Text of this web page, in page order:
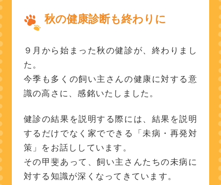
秋の健康診断も終わりに
９月から始まった秋の健診が、終わりまし
た。
今季も多くの飼い主さんの健康に対する意
識の高さに、感銘いたしました。
健診の結果を説明する際には、結果を説明
するだけでなく家でできる「未病・再発対
策」をお話ししています。
その甲斐あって、飼い主さんたちの未病に
対する知識が深くなってきています。